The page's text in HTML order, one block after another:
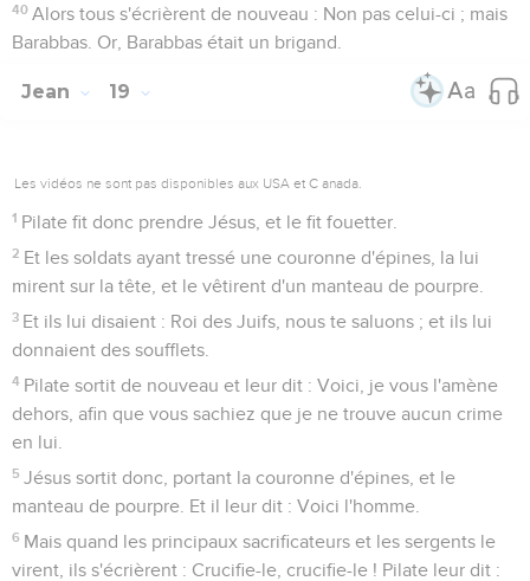
40 Alors tous s'écrièrent de nouveau : Non pas celui-ci ; mais
Barabbas. Or, Barabbas était un brigand.
Jean 19
Les vidéos ne sont pas disponibles aux USA et C anada.
1 Pilate fit donc prendre Jésus, et le fit fouetter.
2 Et les soldats ayant tressé une couronne d'épines, la lui
mirent sur la tête, et le vêtirent d'un manteau de pourpre.
3 Et ils lui disaient : Roi des Juifs, nous te saluons ; et ils lui
donnaient des soufflets.
4 Pilate sortit de nouveau et leur dit : Voici, je vous l'amène
dehors, afin que vous sachiez que je ne trouve aucun crime
en lui.
5 Jésus sortit donc, portant la couronne d'épines, et le
manteau de pourpre. Et il leur dit : Voici l'homme.
6 Mais quand les principaux sacrificateurs et les sergents le
virent, ils s'écrièrent : Crucifie-le, crucifie-le ! Pilate leur dit :